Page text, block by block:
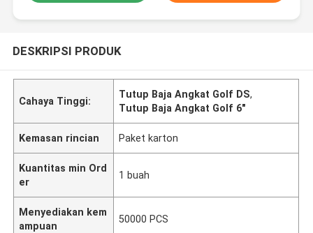
DESKRIPSI PRODUK
Cahaya Tinggi:
Tutup Baja Angkat Golf DS,
Tutup Baja Angkat Golf 6"
Kemasan rincian Paket karton
Kuantitas min Ord
er
1 buah
Menyediakan kem
ampuan
50000 PCS